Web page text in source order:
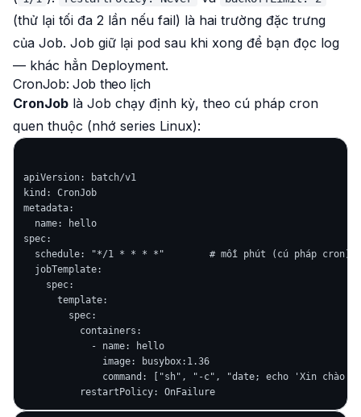
(thử lại tối đa 2 lần nếu fail) là hai trường đặc trưng
của Job. Job giữ lại pod sau khi xong để bạn đọc log
— khác hẳn Deployment.
CronJob: Job theo lịch
CronJob là Job chạy định kỳ, theo cú pháp cron
quen thuộc (nhớ series Linux):
apiVersion: batch/v1
kind: CronJob
metadata:
  name: hello
spec:
  schedule: "*/1 * * * *"        # mỗi phút (cú pháp cron)
  jobTemplate:
    spec:
      template:
        spec:
          containers:
            - name: hello
              image: busybox:1.36
command: ["sh", "-c", "date; echo 'Xin chào